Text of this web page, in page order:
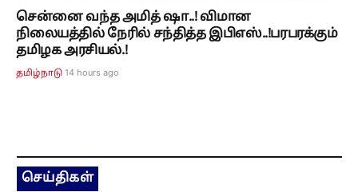
சென்னை வந்த அமித் ஷா..! விமான
நிலையத்தில் நேரில் சந்தித்த இபிஎஸ்..!பரபரக்கும்
தமிழக அரசியல்.!
தமிழ்நாடு 14 hours ago
செய்திகள்